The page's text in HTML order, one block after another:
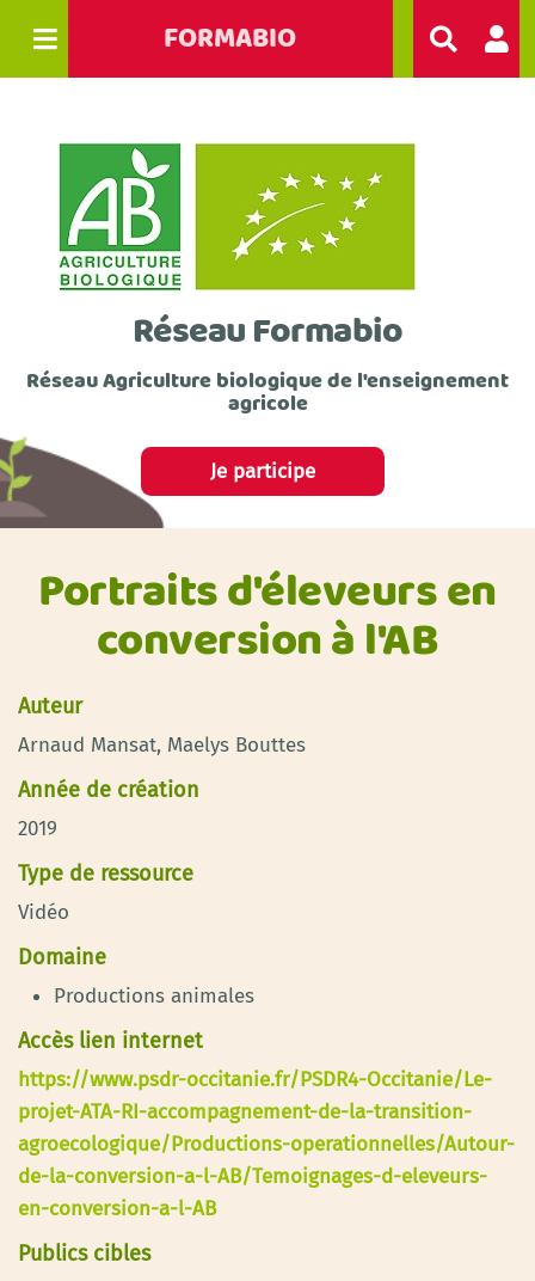
FORMABIO
Réseau Formabio
Réseau Agriculture biologique de l'enseignement
agricole
Je participe
Portraits d'éleveurs en
conversion à l'AB
Auteur
Arnaud Mansat, Maelys Bouttes
Année de création
2019
Type de ressource
Vidéo
Domaine
Productions animales
Accès lien internet
https://www.psdr-occitanie.fr/PSDR4-Occitanie/Le-
projet-ATA-RI-accompagnement-de-la-transition-
agroecologique/Productions-operationnelles/Autour-
de-la-conversion-a-l-AB/Temoignages-d-eleveurs-
en-conversion-a-l-AB
Publics cibles